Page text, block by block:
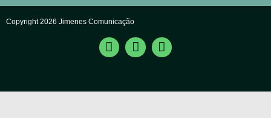
Copyright 2026 Jimenes Comunicação